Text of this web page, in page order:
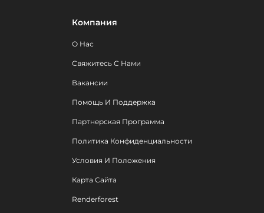
Компания
О Нас
Свяжитесь С Нами
Вакансии
Помощь И Поддержка
Партнерская Программа
Политика Конфиденциальности
Условия И Положения
Карта Сайта
Renderforest